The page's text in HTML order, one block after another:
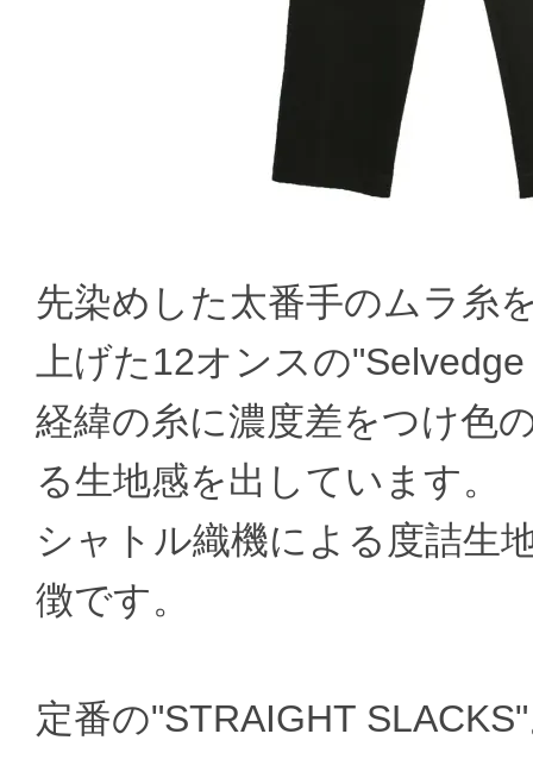
先染めした太番手のムラ糸
上げた12オンスの
経緯の糸に濃度差をつけ色
る生地感を出しています。
シャトル織機による度詰生
徴です。
定番の"STRAIGHT